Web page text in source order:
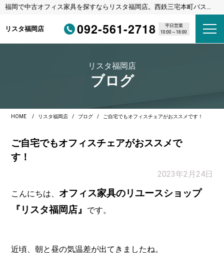
福岡で中古オフィス家具を探すならリスタ福岡店。西鉄三宅本町バス停
リスタ福岡店
092-561-2718
平日営業
10:00～18:00
リスタ福岡店
ブログ
HOME リスタ福岡店 ブログ ご自宅でもオフィスチェアがおススメです！
ご自宅でもオフィスチェアがおススメで
す！
2023年2月24日
こんにちは、 オフィス家具のリユースショップ
『リスタ福岡店』 です。
近頃、朝と昼の気温差が出てきましたね。